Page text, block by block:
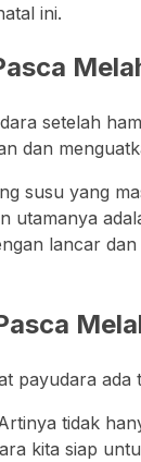
ini.
setelah
dan
susu yang
utamanya
lancar
payudara ada
tidak
kita siap